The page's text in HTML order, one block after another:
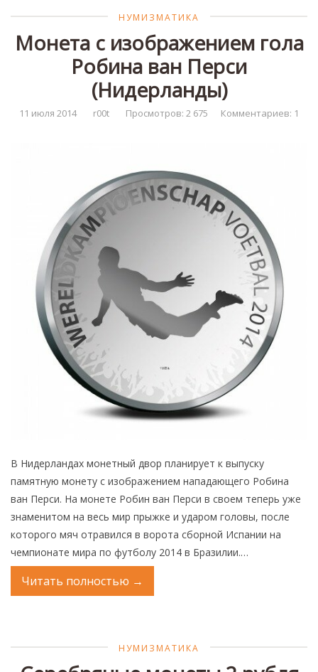
НУМИЗМАТИКА
Монета с изображением гола
Робина ван Перси
(Нидерланды)
11 июля 2014 r00t Просмотров: 2 675 Комментариев: 1
В Нидерландах монетный двор планирует к выпуску
памятную монету с изображением нападающего Робина
ван Перси. На монете Робин ван Перси в своем теперь уже
знаменитом на весь мир прыжке и ударом головы, после
которого мяч отравился в ворота сборной Испании на
чемпионате мира по футболу 2014 в Бразилии.…
Читать полностью →
НУМИЗМАТИКА